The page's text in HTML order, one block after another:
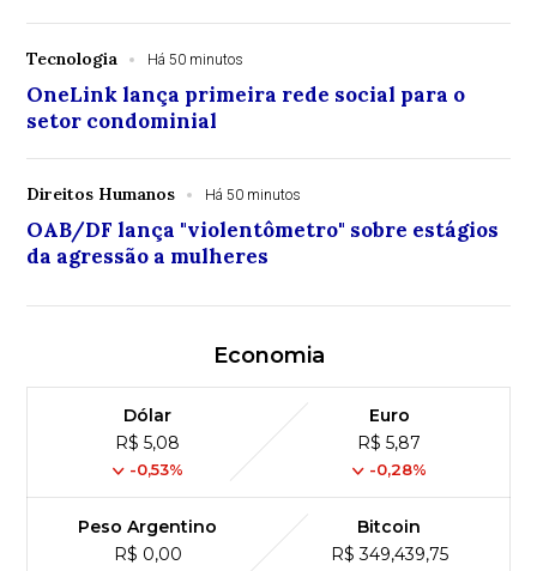
Tecnologia Há 50 minutos
OneLink lança primeira rede social para o
setor condominial
Direitos Humanos Há 50 minutos
OAB/DF lança "violentômetro" sobre estágios
da agressão a mulheres
Economia
Dólar
R$ 5,08
-0,53%
Euro
R$ 5,87
-0,28%
Peso Argentino
R$ 0,00
Bitcoin
R$ 349,439,75